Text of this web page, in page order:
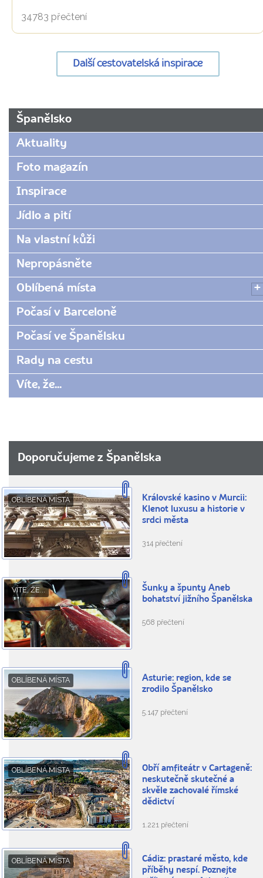
34783 přečtení
Další cestovatelská inspirace
URL
stránky:
www.radynacestu.cz/magazin/kazdodenni-
spanelu/
Španělsko
Aktuality
Foto magazín
Inspirace
Jídlo a pití
Na vlastní kůži
Nepropásněte
Oblíbená místa
Počasí v Barceloně
Počasí ve Španělsku
Rady na cestu
Víte, že...
Doporučujeme z Španělska
OBLÍBENÁ MÍSTA
Královské kasino v Murcii:
Klenot luxusu a historie v
srdci města
314 přečtení
VÍTE, ŽE...
Šunky a špunty Aneb
bohatství jižního Španělska
568 přečtení
OBLÍBENÁ MÍSTA
Asturie: region, kde se
zrodilo Španělsko
5.147 přečtení
OBLÍBENÁ MÍSTA
Obří amfiteátr v Cartageně:
neskutečně skutečné a
skvěle zachovalé římské
dědictví
1.221 přečtení
OBLÍBENÁ MÍSTA
Cádiz: prastaré město, kde
příběhy nespí. Poznejte